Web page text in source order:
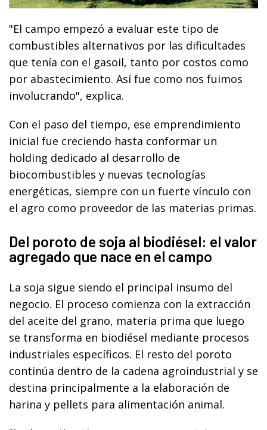
"El campo empezó a evaluar este tipo de
combustibles alternativos por las dificultades
que tenía con el gasoil, tanto por costos como
por abastecimiento. Así fue como nos fuimos
involucrando", explica.
Con el paso del tiempo, ese emprendimiento
inicial fue creciendo hasta conformar un
holding dedicado al desarrollo de
biocombustibles y nuevas tecnologías
energéticas, siempre con un fuerte vínculo con
el agro como proveedor de las materias primas.
Del poroto de soja al biodiésel: el valor
agregado que nace en el campo
La soja sigue siendo el principal insumo del
negocio. El proceso comienza con la extracción
del aceite del grano, materia prima que luego
se transforma en biodiésel mediante procesos
industriales específicos. El resto del poroto
continúa dentro de la cadena agroindustrial y se
destina principalmente a la elaboración de
harina y pellets para alimentación animal.